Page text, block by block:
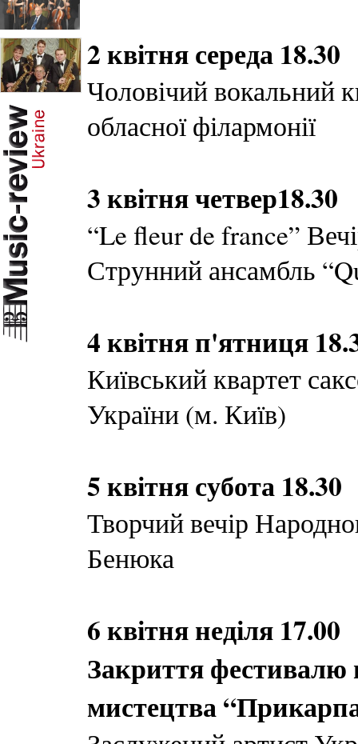
2 квітня середа 18.30
Чоловічий вокальний
обласної філармонії
3 квітня четвер18.30
“Le fleur de france”
Струнний ансамбль
4 квітня п'ятниця
Київський квартет
України (м. Київ)
5 квітня субота 18.30
Творчий вечір
Бенюка
6 квітня неділя 17.00
Закриття фестивалю
мистецтва